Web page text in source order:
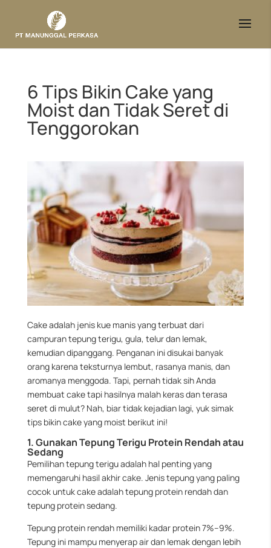
6 Tips Bikin Cake yang
Moist dan Tidak Seret di
Tenggorokan
Cake adalah jenis kue manis yang terbuat dari
campuran tepung terigu, gula, telur dan lemak,
kemudian dipanggang. Penganan ini disukai banyak
orang karena teksturnya lembut, rasanya manis, dan
aromanya menggoda. Tapi, pernah tidak sih Anda
membuat cake tapi hasilnya malah keras dan terasa
seret di mulut? Nah, biar tidak kejadian lagi, yuk simak
tips bikin cake yang moist berikut ini!
1. Gunakan Tepung Terigu Protein Rendah atau
Sedang
Pemilihan tepung terigu adalah hal penting yang
memengaruhi hasil akhir cake. Jenis tepung yang paling
cocok untuk cake adalah tepung protein rendah dan
tepung protein sedang.
Tepung protein rendah memiliki kadar protein 7%–9%.
Tepung ini mampu menyerap air dan lemak dengan lebih